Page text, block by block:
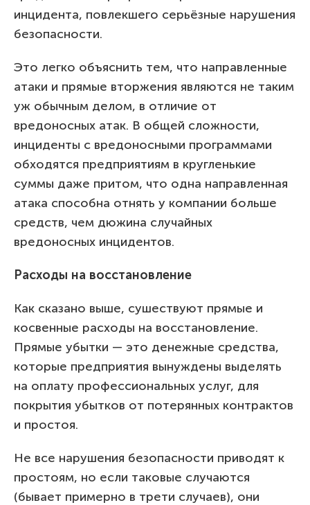
инцидента, повлекшего серьёзные нарушения
безопасности.
Это легко объяснить тем, что направленные
атаки и прямые вторжения являются не таким
уж обычным делом, в отличие от
вредоносных атак. В общей сложности,
инциденты с вредоносными программами
обходятся предприятиям в кругленькие
суммы даже притом, что одна направленная
атака способна отнять у компании больше
средств, чем дюжина случайных
вредоносных инцидентов.
Расходы на восстановление
Как сказано выше, сушествуют прямые и
косвенные расходы на восстановление.
Прямые убытки — это денежные средства,
которые предприятия вынуждены выделять
на оплату профессиональных услуг, для
покрытия убытков от потерянных контрактов
и простоя.
Не все нарушения безопасности приводят к
простоям, но если таковые случаются
(бывает примерно в трети случаев), они